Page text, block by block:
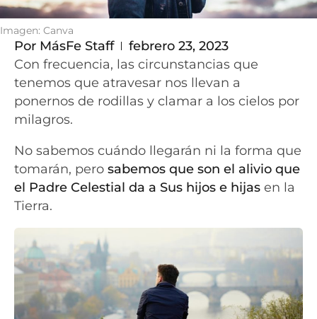
Imagen: Canva
Por MásFe Staff
febrero 23, 2023
Con frecuencia, las circunstancias que
tenemos que atravesar nos llevan a
ponernos de rodillas y clamar a los cielos por
milagros.
No sabemos cuándo llegarán ni la forma que
tomarán, pero sabemos que son el alivio que
el Padre Celestial da a Sus hijos e hijas en la
Tierra.